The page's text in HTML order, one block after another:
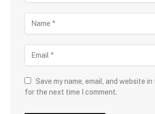
Save my name, email, and website
for the next time I comment.